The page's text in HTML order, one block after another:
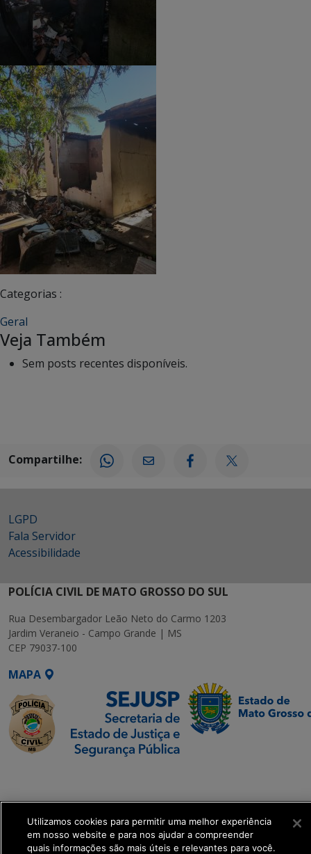
Categorias :
Geral
Veja Também
Sem posts recentes disponíveis.
Compartilhe:
LGPD
Fala Servidor
Acessibilidade
POLÍCIA CIVIL DE MATO GROSSO DO SUL
Rua Desembargador Leão Neto do Carmo 1203
Jardim Veraneio - Campo Grande | MS
CEP 79037-100
MAPA
Transformação Digital
get_footer();
Utilizamos cookies para permitir uma melhor experiência
em nosso website e para nos ajudar a compreender
quais informações são mais úteis e relevantes para você.